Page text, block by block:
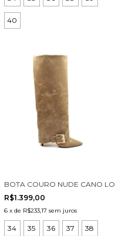
40
CECCONELLO 2886002-2
BOTA COURO NUDE CANO
R$1.399,00
6 x de R$233,17 sem juros
34 35 36 37 38